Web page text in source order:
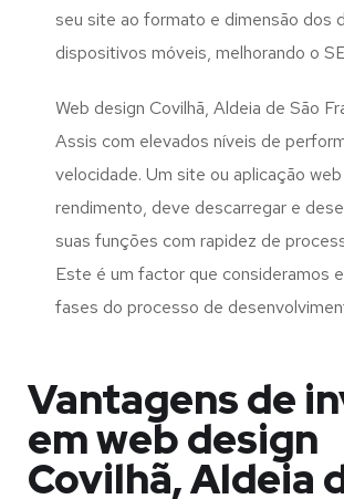
seu site ao formato e dimensão dos
dispositivos móveis, melhorando o
Web design Covilhã, Aldeia de São
Assis com elevados níveis de
velocidade. Um site ou aplicação
rendimento, deve descarregar e
suas funções com rapidez de
Este é um factor que consideramos
fases do processo de
Vantagens de
em web design
Covilhã, Aldeia